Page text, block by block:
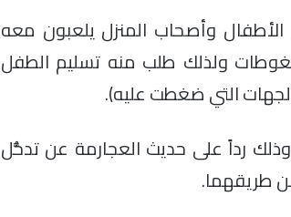
وأصحاب المنزل يلعبون معه
ولذلك طلب منه تسليم الطفل
رداً على حديث العجارمة عن تدخُّل
طريقهما.